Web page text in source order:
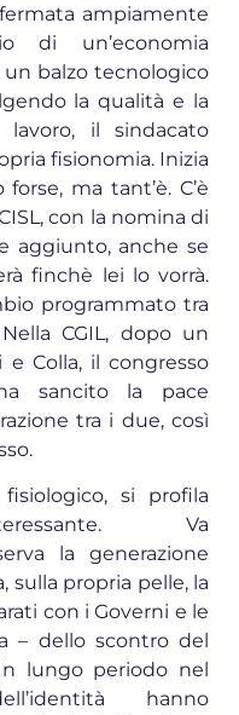
ampiamente
di un’economia
un balzo tecnologico
la qualità e la
il sindacato
fisionomia. Inizia
ma tant’è. C’è
con la nomina di
aggiunto, anche se
finchè lei lo vorrà.
programmato tra
CGIL, dopo un
Colla, il congresso
sancito la pace
tra i due, così
si profila
Va
la generazione
sulla propria pelle, la
con i Governi e le
– dello scontro del
lungo periodo nel
hanno